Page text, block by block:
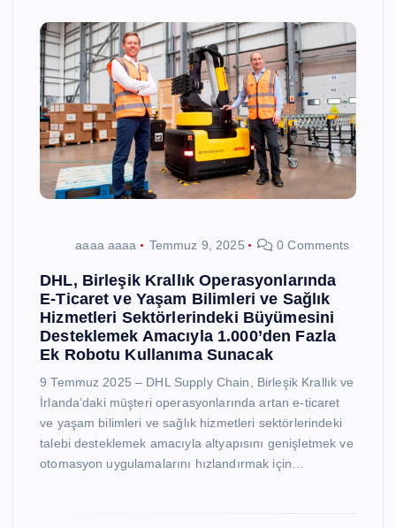
aaaa aaaa Temmuz 9, 2025 0 Comments
DHL, Birleşik Krallık Operasyonlarında
E-Ticaret ve Yaşam Bilimleri ve Sağlık
Hizmetleri Sektörlerindeki Büyümesini
Desteklemek Amacıyla 1.000’den Fazla
Ek Robotu Kullanıma Sunacak
9 Temmuz 2025 – DHL Supply Chain, Birleşik Krallık ve
İrlanda’daki müşteri operasyonlarında artan e-ticaret
ve yaşam bilimleri ve sağlık hizmetleri sektörlerindeki
talebi desteklemek amacıyla altyapısını genişletmek ve
otomasyon uygulamalarını hızlandırmak için…